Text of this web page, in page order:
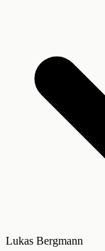
Lukas Bergmann